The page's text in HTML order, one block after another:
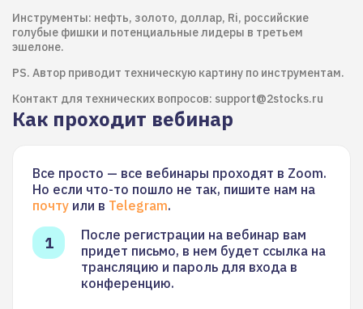
Инструменты: нефть, золото, доллар, Ri, российские
голубые фишки и потенциальные лидеры в третьем
эшелоне.
PS. Автор приводит техническую картину по инструментам.
Контакт для технических вопросов: support@2stocks.ru
Как проходит вебинар
Все просто — все вебинары проходят в Zoom.
Но если что-то пошло не так, пишите нам на
почту или в Telegram.
После регистрации на вебинар вам
придет письмо, в нем будет ссылка на
трансляцию и пароль для входа в
конференцию.